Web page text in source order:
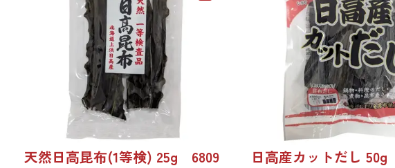
天然日高昆布(1等検) 25g 6809 日高産カットだし